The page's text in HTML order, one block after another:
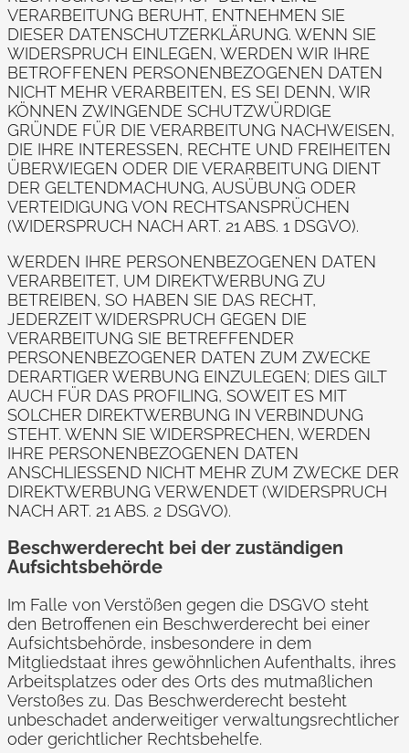
VERARBEITUNG BERUHT, ENTNEHMEN SIE
DIESER DATENSCHUTZERKLÄRUNG. WENN SIE
WIDERSPRUCH EINLEGEN, WERDEN WIR IHRE
BETROFFENEN PERSONENBEZOGENEN DATEN
NICHT MEHR VERARBEITEN, ES SEI DENN, WIR
KÖNNEN ZWINGENDE SCHUTZWÜRDIGE
GRÜNDE FÜR DIE VERARBEITUNG NACHWEISEN,
DIE IHRE INTERESSEN, RECHTE UND FREIHEITEN
ÜBERWIEGEN ODER DIE VERARBEITUNG DIENT
DER GELTENDMACHUNG, AUSÜBUNG ODER
VERTEIDIGUNG VON RECHTSANSPRÜCHEN
(WIDERSPRUCH NACH ART. 21 ABS. 1 DSGVO).
WERDEN IHRE PERSONENBEZOGENEN DATEN
VERARBEITET, UM DIREKTWERBUNG ZU
BETREIBEN, SO HABEN SIE DAS RECHT,
JEDERZEIT WIDERSPRUCH GEGEN DIE
VERARBEITUNG SIE BETREFFENDER
PERSONENBEZOGENER DATEN ZUM ZWECKE
DERARTIGER WERBUNG EINZULEGEN; DIES GILT
AUCH FÜR DAS PROFILING, SOWEIT ES MIT
SOLCHER DIREKTWERBUNG IN VERBINDUNG
STEHT. WENN SIE WIDERSPRECHEN, WERDEN
IHRE PERSONENBEZOGENEN DATEN
ANSCHLIESSEND NICHT MEHR ZUM ZWECKE DER
DIREKTWERBUNG VERWENDET (WIDERSPRUCH
NACH ART. 21 ABS. 2 DSGVO).
Beschwerde­recht bei der zuständigen
Aufsichts­behörde
Im Falle von Verstößen gegen die DSGVO steht
den Betroffenen ein Beschwerderecht bei einer
Aufsichtsbehörde, insbesondere in dem
Mitgliedstaat ihres gewöhnlichen Aufenthalts, ihres
Arbeitsplatzes oder des Orts des mutmaßlichen
Verstoßes zu. Das Beschwerderecht besteht
unbeschadet anderweitiger verwaltungsrechtlicher
oder gerichtlicher Rechtsbehelfe.